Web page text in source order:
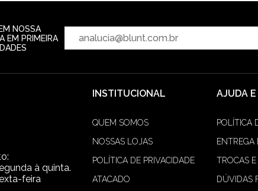
NOSSA
EM PRIMEIRA
à quinta.
feira
INSTITUCIONAL
QUEM SOMOS
NOSSAS LOJAS
POLÍTICA DE PRIVACIDADE
ATACADO
AJUDA
POLÍTICA
ENTREGA
TROCAS
DÚVIDAS